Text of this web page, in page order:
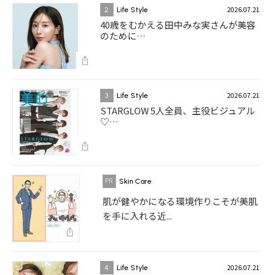
2 Life Style 2026.07.21
40歳をむかえる田中みな実さんが美容
のために…
3 Life Style 2026.07.21
STARGLOW 5人全員、主役ビジュアル
♡…
Skin Care
肌が健やかになる環境作りこそが美肌
を手に入れる近...
4 Life Style 2026.07.21